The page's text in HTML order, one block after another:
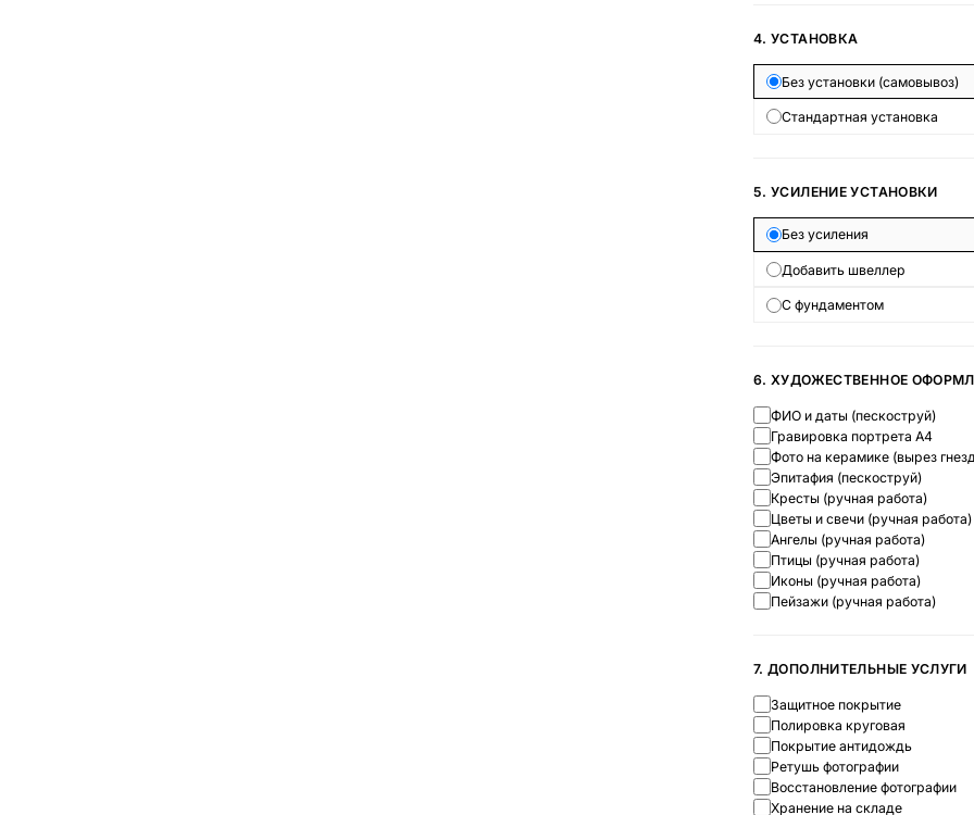
4. УСТАНОВКА
Без установки (самовывоз)
Стандартная установка
5. УСИЛЕНИЕ УСТАНОВКИ
Без усиления
Добавить швеллер
С фундаментом
6. ХУДОЖЕСТВЕННОЕ
ФИО и даты (пескоструй)
Гравировка портрета А4
Фото на керамике (вырез
Эпитафия (пескоструй)
Кресты (ручная работа)
Цветы и свечи (ручная работа)
Ангелы (ручная работа)
Птицы (ручная работа)
Иконы (ручная работа)
Пейзажи (ручная работа)
7. ДОПОЛНИТЕЛЬНЫЕ УСЛУГИ
Защитное покрытие
Полировка круговая
Покрытие антидождь
Ретушь фотографии
Восстановление фотографии
Хранение на складе